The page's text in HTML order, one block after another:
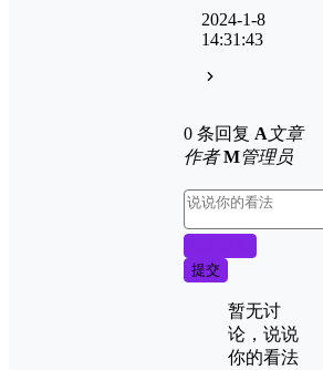
2024-1-8
14:31:43
0 条回复 A文章
作者 M管理员
提交
暂无讨
论，说说
你的看法